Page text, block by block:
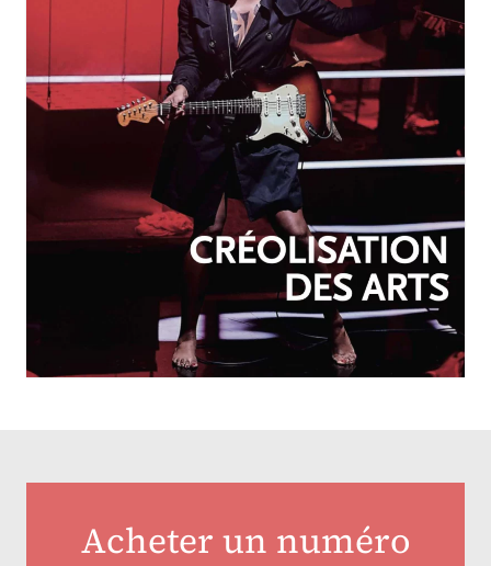
OCTOBRE-DÉCEMBRE 2025
Créolisation des arts
Acheter un numéro